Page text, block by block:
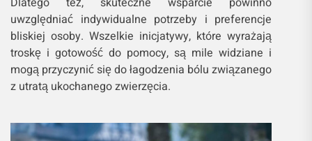
uwzględniać indywidualne potrzeby i preferencje
bliskiej osoby. Wszelkie inicjatywy, które wyrażają
troskę i gotowość do pomocy, są mile widziane i
mogą przyczynić się do łagodzenia bólu związanego
z utratą ukochanego zwierzęcia.